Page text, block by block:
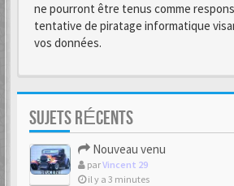
ne pourront être tenus comme
tentative de piratage informatique
vos données.
SUJETS RÉCENTS
Nouveau venu
parVincent 29
il y a 3 minutes